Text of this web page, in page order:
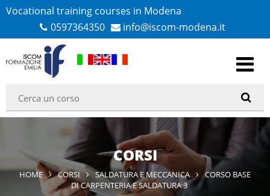
Vocational training courses in Modena
0597364350
info@iscom-modena.it
CORSI
HOME CORSI SALDATURA E MECCANICA
CORSO BASE
DI CARPENTERIA E SALDATURA 3